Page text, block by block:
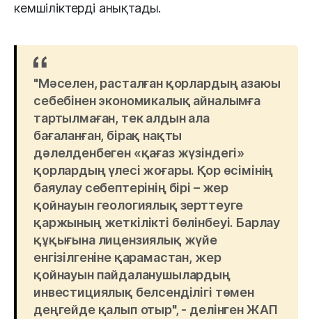
кемшіліктерді анықтады.
"Мәселен, расталған қорлардың азаюы
себебінен экономикалық айналымға
тартылмаған, тек алдын ала
бағаланған, бірақ нақты
дәлелденбеген «қағаз жүзіндегі»
қорлардың үлесі жоғары. Қор өсімінің
баяулау себептерінің бірі – жер
қойнауын геологиялық зерттеуге
қаржының жеткілікті бөлінбеуі. Барлау
құқығына лицензиялық жүйе
енгізілгеніне қарамастан, жер
қойнауын пайдаланушылардың
инвестициялық белсенділігі төмен
деңгейде қалып отыр", - делінген ЖАП